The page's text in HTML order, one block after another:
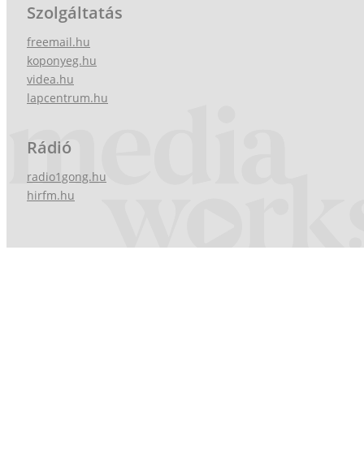
Szolgáltatás
freemail.hu
koponyeg.hu
videa.hu
lapcentrum.hu
Rádió
radio1gong.hu
hirfm.hu